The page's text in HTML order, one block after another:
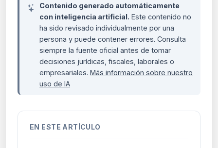
Contenido generado automáticamente
con inteligencia artificial. Este contenido no
ha sido revisado individualmente por una
persona y puede contener errores. Consulta
siempre la fuente oficial antes de tomar
decisiones jurídicas, fiscales, laborales o
empresariales. Más información sobre nuestro
uso de IA
EN ESTE ARTÍCULO